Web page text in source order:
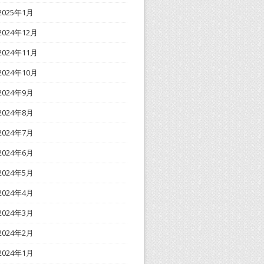
年1月
年12月
年11月
年10月
年9月
年8月
年7月
年6月
年5月
年4月
年3月
年2月
年1月